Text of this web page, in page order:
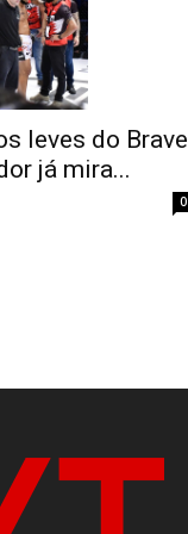
leves do Brave
já mira...
0